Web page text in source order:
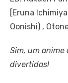
[Eruna
Oonishi) ,
Sim, um anime
divertidas!